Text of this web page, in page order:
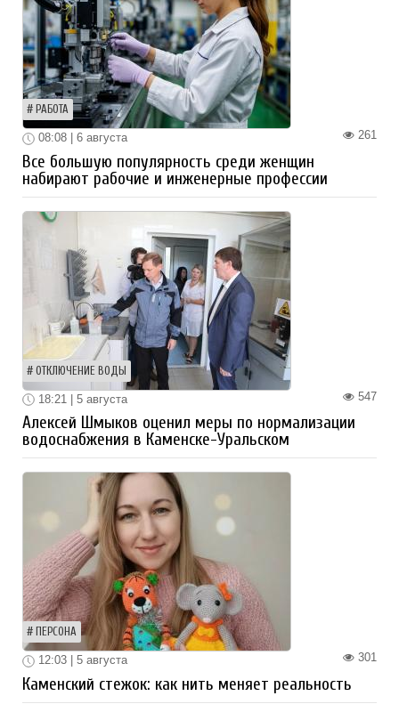
РАБОТА
261
08:08 | 6 августа
Все большую популярность среди женщин
набирают рабочие и инженерные профессии
ОТКЛЮЧЕНИЕ ВОДЫ
547
18:21 | 5 августа
Алексей Шмыков оценил меры по нормализации
водоснабжения в Каменске-Уральском
ПЕРСОНА
301
12:03 | 5 августа
Каменский стежок: как нить меняет реальность